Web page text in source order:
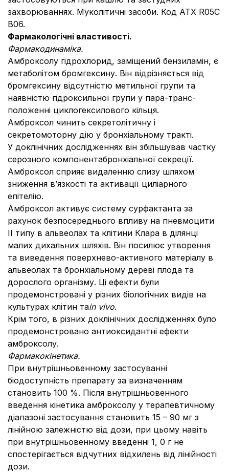
захворюваннях. Муколітичні засоби. Код АТХ R05C
B06.
Фармакологічні властивості.
Фармакодинаміка.
Амброксолу гідрохлорид, заміщений бензиламін, є
метаболітом бромгексину. Він відрізняється від
бромгексину відсутністю метильної групи та
наявністю гідроксильної групи у пара-транс-
положенні циклогексилового кільця.
Амброксол чинить секретолітичну і
секретомоторну дію у бронхіальному тракті.
У доклінічних дослідженнях він збільшував частку
серозного компонентабронхіальної секреції.
Амброксол сприяє видаленню слизу шляхом
зниження в’язкості та активації циліарного
епітелію.
Амброксол активує систему сурфактанта за
рахунок безпосереднього впливу на пневмоцити
ІІ типу в альвеолах та клітини Клара в ділянці
малих дихальних шляхів. Він посилює утворення
та виведення поверхнево-активного матеріалу в
альвеолах та бронхіальному дереві плода та
дорослого організму. Ці ефекти були
продемонстровані у різних біологічних видів на
культурах клітин таin vivo.
Крім того, в різних доклінічних дослідженнях було
продемонстровано антиоксидантні ефекти
амброксолу.
Фармакокінетика.
При внутрішньовенному застосуванні
біодоступність препарату за визначенням
становить 100 %. Після внутрішньовенного
введення кінетика амброксолу у терапевтичному
діапазоні застосування становить 15 – 90 мг з
лінійною залежністю від дози, при цьому навіть
при внутрішньовенному введенні 1, 0 г не
спостерігається відчутних відхилень від лінійності
дози.